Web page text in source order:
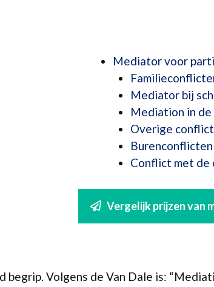
Mediator voor
Mediator bij
Mediation in
Overige
Burenconflicten
Conflict met de
Vergelijk prijzen van
begrip. Volgens de Van Dale is: